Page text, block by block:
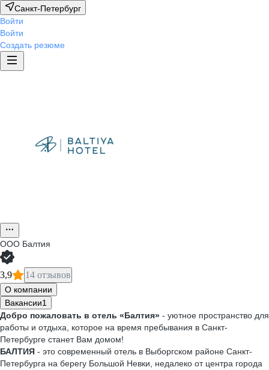
Санкт-Петербург
Войти
Войти
Создать резюме
ООО Балтия
3,9 14 отзывов
О компании
Вакансии1
Добро пожаловать в отель «Балтия» - уютное пространство для
работы и отдыха, которое на время пребывания в Санкт-
Петербурге станет Вам домом!
БАЛТИЯ - это современный отель в Выборгском районе Санкт-
Петербурга на берегу Большой Невки, недалеко от центра города